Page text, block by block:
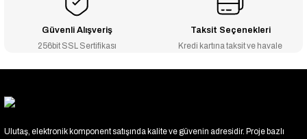
Güvenli Alışveriş
256bit SSL Sertifikası
Taksit Seçenekleri
Kredi kartına taksit ve havale
Ulutaş, elektronik komponent satışında kalite ve güvenin adresidir. Proje bazlı